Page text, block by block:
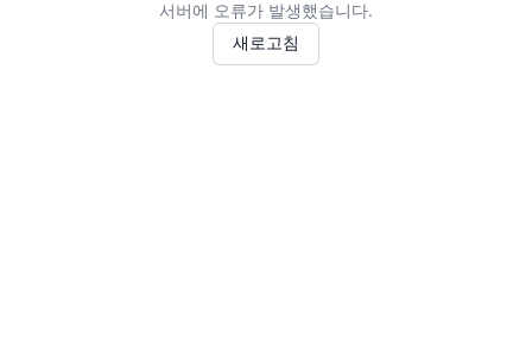
서버에 오류가 발생했습니다.
새로고침